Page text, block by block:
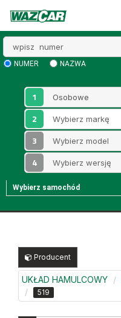
NUMER NAZWA
1
2
3
4
Wybierz samochód
Producent
UKŁAD HAMULCOWY
519